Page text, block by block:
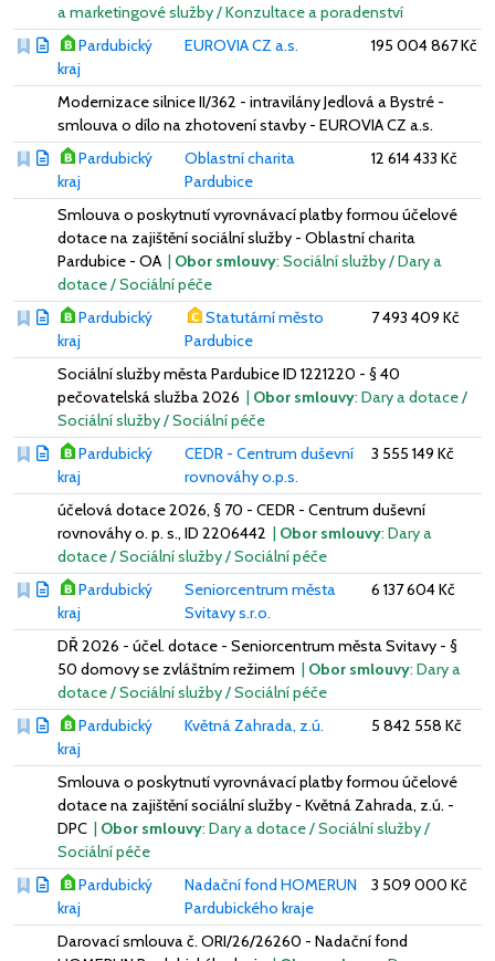
a marketingové služby / Konzultace a poradenství
Pardubický
kraj
EUROVIA CZ a.s. 195 004 867 Kč
Modernizace silnice II/362 - intravilány Jedlová a Bystré -
smlouva o dílo na zhotovení stavby - EUROVIA CZ a.s.
Pardubický
kraj
Oblastní charita
Pardubice
12 614 433 Kč
Smlouva o poskytnutí vyrovnávací platby formou účelové
dotace na zajištění sociální služby - Oblastní charita
Pardubice - OA | Obor smlouvy: Sociální služby / Dary a
dotace / Sociální péče
Pardubický
kraj
Statutární město
Pardubice
7 493 409 Kč
Sociální služby města Pardubice ID 1221220 - § 40
pečovatelská služba 2026 | Obor smlouvy: Dary a dotace /
Sociální služby / Sociální péče
Pardubický
kraj
CEDR - Centrum duševní
rovnováhy o.p.s.
3 555 149 Kč
účelová dotace 2026, § 70 - CEDR - Centrum duševní
rovnováhy o. p. s., ID 2206442 | Obor smlouvy: Dary a
dotace / Sociální služby / Sociální péče
Pardubický
kraj
Seniorcentrum města
Svitavy s.r.o.
6 137 604 Kč
DŘ 2026 - účel. dotace - Seniorcentrum města Svitavy - §
50 domovy se zvláštním režimem | Obor smlouvy: Dary a
dotace / Sociální služby / Sociální péče
Pardubický
kraj
Květná Zahrada, z.ú. 5 842 558 Kč
Smlouva o poskytnutí vyrovnávací platby formou účelové
dotace na zajištění sociální služby - Květná Zahrada, z.ú. -
DPC | Obor smlouvy: Dary a dotace / Sociální služby /
Sociální péče
Pardubický
kraj
Nadační fond HOMERUN
Pardubického kraje
3 509 000 Kč
Darovací smlouva č. ORI/26/26260 - Nadační fond